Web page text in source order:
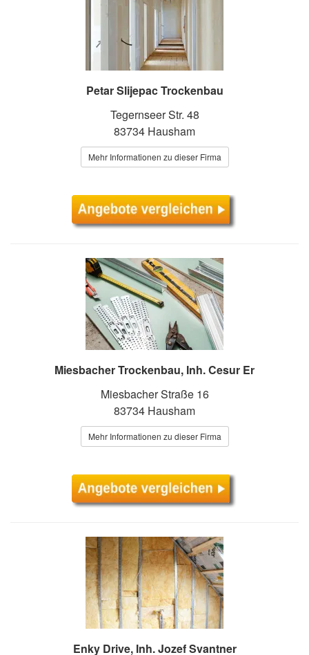
Petar Slijepac Trockenbau
Tegernseer Str. 48
83734 Hausham
Mehr Informationen zu dieser Firma
Miesbacher Trockenbau, Inh. Cesur Er
Miesbacher Straße 16
83734 Hausham
Mehr Informationen zu dieser Firma
Enky Drive, Inh. Jozef Svantner